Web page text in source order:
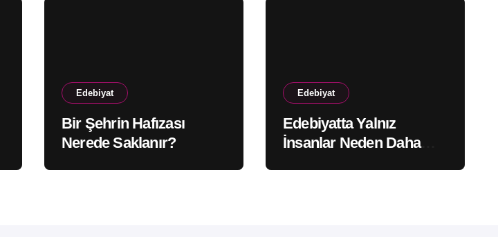
Edebiyat
Bir Şehrin Hafızası
Nerede Saklanır?
Edebiyat
Edebiyatta Yalnız
İnsanlar Neden Daha